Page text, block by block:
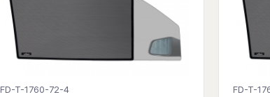
FD-T-1760-72-4 FD-T-